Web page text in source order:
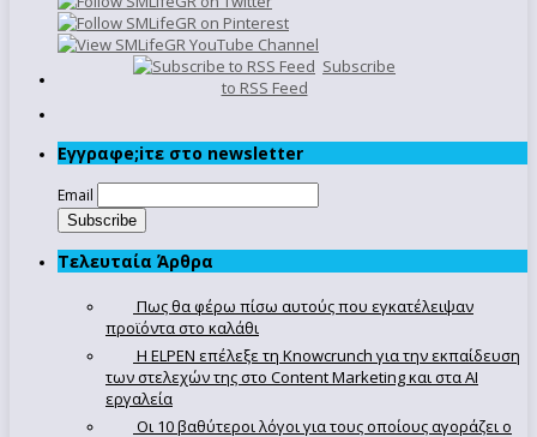
Subscribe
to RSS Feed
Εγγραφe;iτε στο newsletter
Email
Τελευταία Άρθρα
Πως θα φέρω πίσω αυτούς που εγκατέλειψαν
προϊόντα στο καλάθι
Η ELPEN επέλεξε τη Knowcrunch για την εκπαίδευση
των στελεχών της στο Content Marketing και στα AI
εργαλεία
Οι 10 βαθύτεροι λόγοι για τους οποίους αγοράζει ο